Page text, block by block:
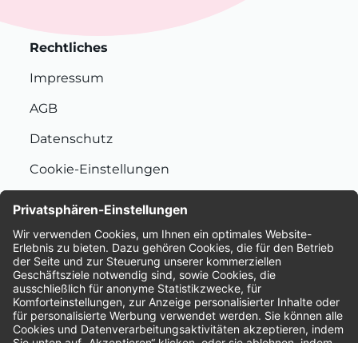
Rechtliches
Impressum
AGB
Datenschutz
Cookie-Einstellungen
Bewertungen